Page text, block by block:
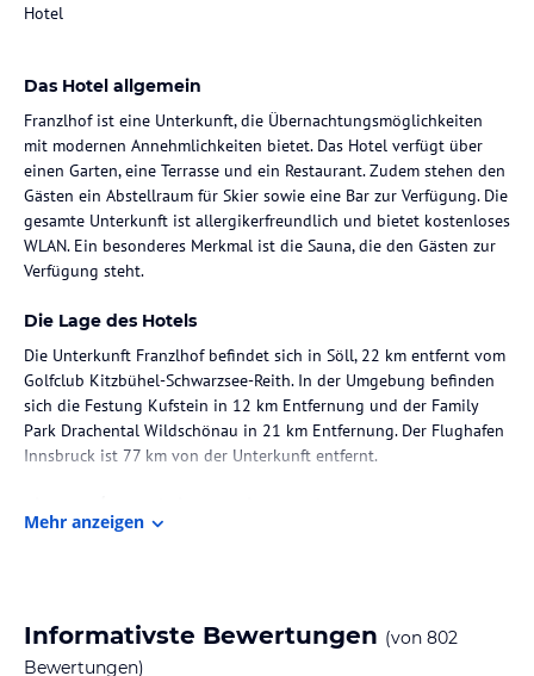
Hotel
Das Hotel allgemein
Franzlhof ist eine Unterkunft, die Übernachtungsmöglichkeiten
mit modernen Annehmlichkeiten bietet. Das Hotel verfügt über
einen Garten, eine Terrasse und ein Restaurant. Zudem stehen den
Gästen ein Abstellraum für Skier sowie eine Bar zur Verfügung. Die
gesamte Unterkunft ist allergikerfreundlich und bietet kostenloses
WLAN. Ein besonderes Merkmal ist die Sauna, die den Gästen zur
Verfügung steht.
Die Lage des Hotels
Die Unterkunft Franzlhof befindet sich in Söll, 22 km entfernt vom
Golfclub Kitzbühel-Schwarzsee-Reith. In der Umgebung befinden
sich die Festung Kufstein in 12 km Entfernung und der Family
Park Drachental Wildschönau in 21 km Entfernung. Der Flughafen
Innsbruck ist 77 km von der Unterkunft entfernt.
die Berge ausgestattet. Die Zimmer sind ebenfalls mit einem
Kleiderschrank ausgestattet.
Mehr anzeigen
Informativste Bewertungen (von 802
Bewertungen)